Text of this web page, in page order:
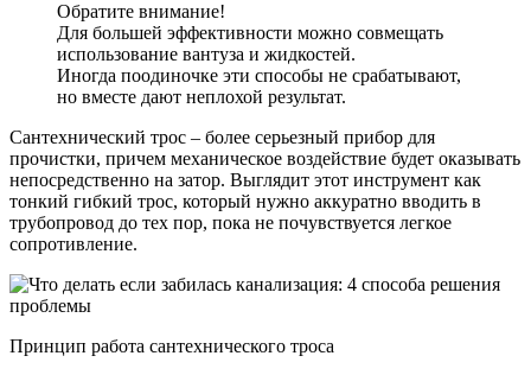
Обратите внимание!
Для большей эффективности можно совмещать
использование вантуза и жидкостей.
Иногда поодиночке эти способы не срабатывают,
но вместе дают неплохой результат.
Сантехнический трос – более серьезный прибор для
прочистки, причем механическое воздействие будет оказывать
непосредственно на затор. Выглядит этот инструмент как
тонкий гибкий трос, который нужно аккуратно вводить в
трубопровод до тех пор, пока не почувствуется легкое
сопротивление.
Принцип работа сантехнического троса